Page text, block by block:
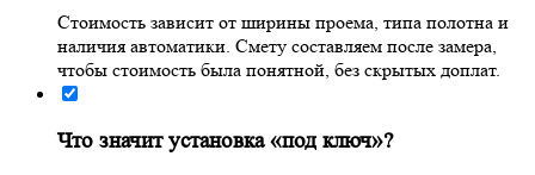
Стоимость зависит от ширины проема, типа полотна и
наличия автоматики. Смету составляем после замера,
чтобы стоимость была понятной, без скрытых доплат.
Что значит установка «под ключ»?